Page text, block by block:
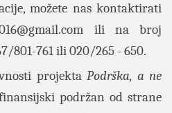
možete nas kontaktirati
ili na broj
801-761 ili 020/265 - 650.
projekta Podrška, a ne
podržan od strane